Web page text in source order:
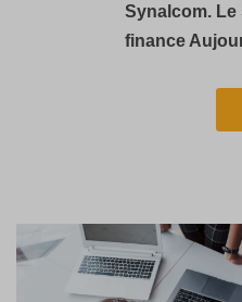
Synalcom.
finance